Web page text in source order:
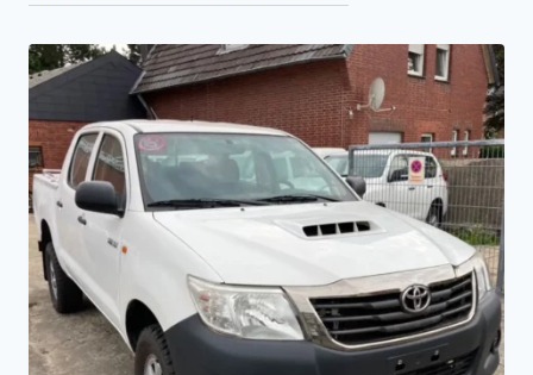
plus
récent
au
plus
ancien